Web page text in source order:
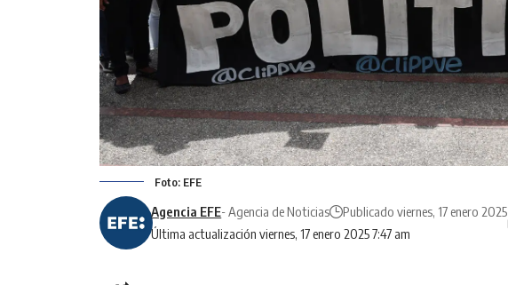
Foto: EFE
Última actualización viernes, 17 enero 2025 7:47 am
Agencia EFE- Agencia de Noticias Publicado viernes, 17 enero 2025